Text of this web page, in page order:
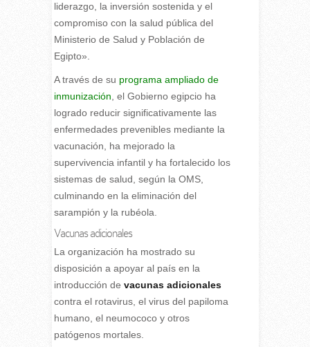
liderazgo, la inversión sostenida y el
compromiso con la salud pública del
Ministerio de Salud y Población de
Egipto».
A través de su programa ampliado de
inmunización, el Gobierno egipcio ha
logrado reducir significativamente las
enfermedades prevenibles mediante la
vacunación, ha mejorado la
supervivencia infantil y ha fortalecido los
sistemas de salud, según la OMS,
culminando en la eliminación del
sarampión y la rubéola.
Vacunas adicionales
La organización ha mostrado su
disposición a apoyar al país en la
introducción de vacunas adicionales
contra el rotavirus, el virus del papiloma
humano, el neumococo y otros
patógenos mortales.